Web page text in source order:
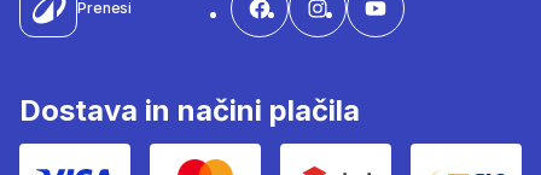
Prenesi
Dostava in načini plačila